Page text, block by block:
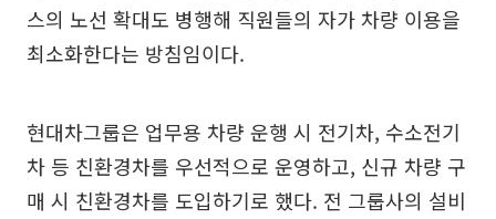
스의 노선 확대도 병행해 직원들의 자가 차량 이용을
최소화한다는 방침임이다.
현대차그룹은 업무용 차량 운행 시 전기차, 수소전기
차 등 친환경차를 우선적으로 운영하고, 신규 차량 구
매 시 친환경차를 도입하기로 했다. 전 그룹사의 설비